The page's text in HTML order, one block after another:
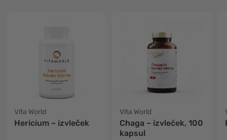
Vita World
Hericium – izvleček
Vita World
Chaga – izvleček, 100
kapsul